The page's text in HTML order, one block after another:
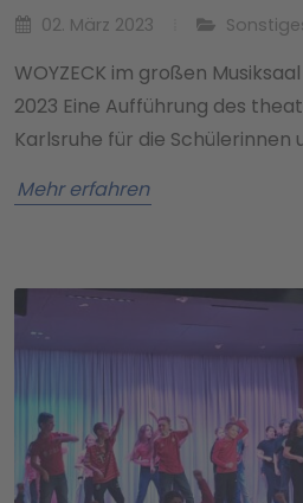
02. März 2023
WOYZECK im großen
2023 Eine Aufführung des
Karlsruhe für die Schülerinnen
Mehr erfahren